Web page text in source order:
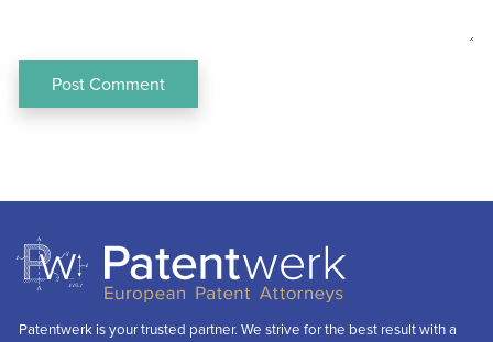
Patentwerk is your trusted partner. We strive for the best result with a